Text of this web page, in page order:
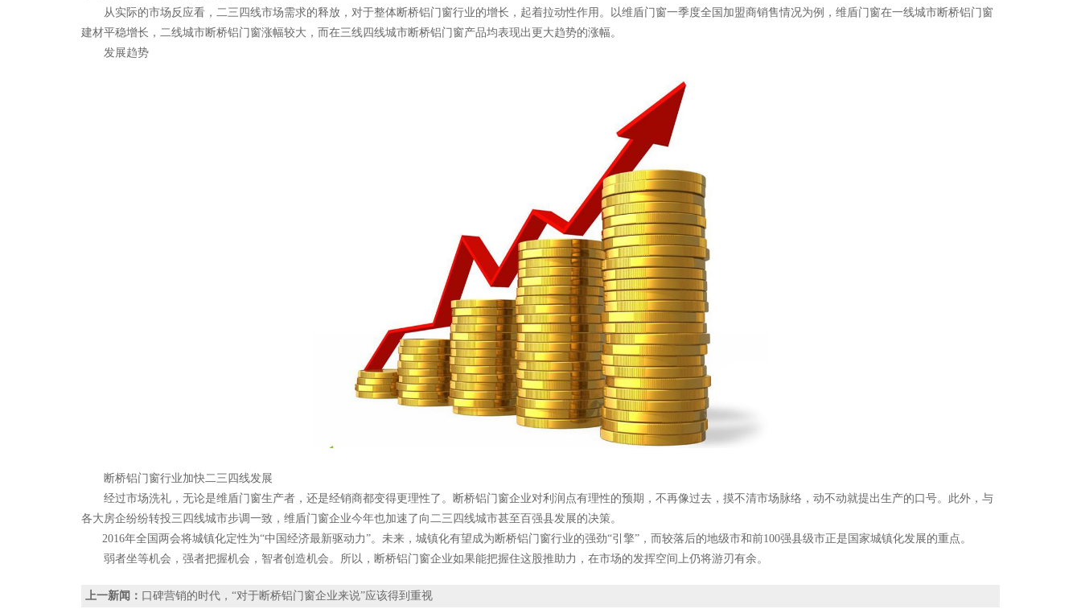
从实际的市场反应看，二三四线市场需求的释放，对于整体断桥铝门窗行业的增长，起着拉动性作用。以维盾门窗一季度全国加盟商销售情况为例，维盾门窗在一线城市断桥铝门窗
建材平稳增长，二线城市断桥铝门窗涨幅较大，而在三线四线城市断桥铝门窗产品均表现出更大趋势的涨幅。
发展趋势
断桥铝门窗行业加快二三四线发展
经过市场洗礼，无论是维盾门窗生产者，还是经销商都变得更理性了。断桥铝门窗企业对利润点有理性的预期，不再像过去，摸不清市场脉络，动不动就提出生产的口号。此外，与
各大房企纷纷转投三四线城市步调一致，维盾门窗企业今年也加速了向二三四线城市甚至百强县发展的决策。
2016年全国两会将城镇化定性为“中国经济最新驱动力”。未来，城镇化有望成为断桥铝门窗行业的强劲“引擎”，而较落后的地级市和前100强县级市正是国家城镇化发展的重点。
弱者坐等机会，强者把握机会，智者创造机会。所以，断桥铝门窗企业如果能把握住这股推助力，在市场的发挥空间上仍将游刃有余。
上一新闻： 口碑营销的时代，“对于断桥铝门窗企业来说”应该得到重视